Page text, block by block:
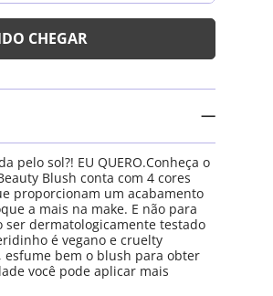
pelo sol?! EU QUERO.Conheça o
Blush conta com 4 cores
proporcionam um acabamento
a mais na make. E não para
dermatologicamente testado
é vegano e cruelty
esfume bem o blush para obter
você pode aplicar mais